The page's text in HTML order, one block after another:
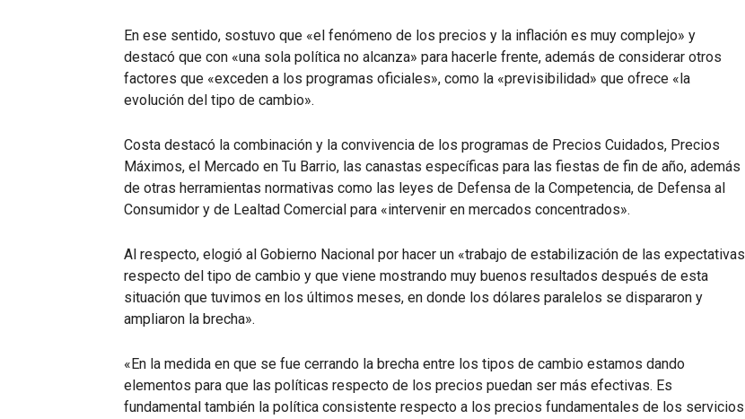
En ese sentido, sostuvo que «el fenómeno de los precios y la inflación es muy complejo» y
destacó que con «una sola política no alcanza» para hacerle frente, además de considerar otros
factores que «exceden a los programas oficiales», como la «previsibilidad» que ofrece «la
evolución del tipo de cambio».
Costa destacó la combinación y la convivencia de los programas de Precios Cuidados, Precios
Máximos, el Mercado en Tu Barrio, las canastas específicas para las fiestas de fin de año, además
de otras herramientas normativas como las leyes de Defensa de la Competencia, de Defensa al
Consumidor y de Lealtad Comercial para «intervenir en mercados concentrados».
Al respecto, elogió al Gobierno Nacional por hacer un «trabajo de estabilización de las expectativas
respecto del tipo de cambio y que viene mostrando muy buenos resultados después de esta
situación que tuvimos en los últimos meses, en donde los dólares paralelos se dispararon y
ampliaron la brecha».
«En la medida en que se fue cerrando la brecha entre los tipos de cambio estamos dando
elementos para que las políticas respecto de los precios puedan ser más efectivas. Es
fundamental también la política consistente respecto a los precios fundamentales de los servicios